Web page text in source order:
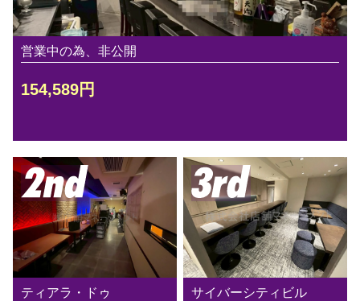
営業中の為、非公開
154,589円
ティアラ・ドゥ サイバーシティビル